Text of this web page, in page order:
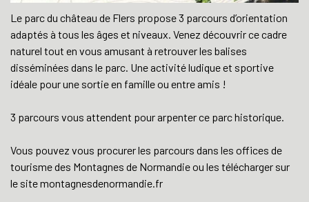
Le parc du château de Flers propose 3 parcours d’orientation
adaptés à tous les âges et niveaux. Venez découvrir ce cadre
naturel tout en vous amusant à retrouver les balises
disséminées dans le parc. Une activité ludique et sportive
idéale pour une sortie en famille ou entre amis !
3 parcours vous attendent pour arpenter ce parc historique.
Vous pouvez vous procurer les parcours dans les offices de
tourisme des Montagnes de Normandie ou les télécharger sur
le site montagnesdenormandie.fr